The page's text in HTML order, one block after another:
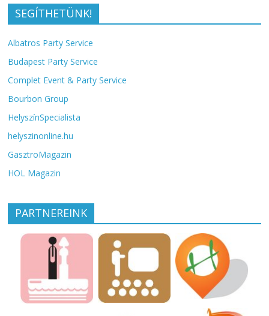
SEGÍTHETÜNK!
Albatros Party Service
Budapest Party Service
Complet Event & Party Service
Bourbon Group
HelyszínSpecialista
helyszinonline.hu
GasztroMagazin
HOL Magazin
PARTNEREINK